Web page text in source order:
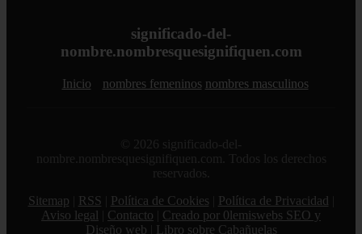
significado-del-
nombre.nombresquesignifiquen.com
Inicio nombres femeninos nombres masculinos
© 2026 significado-del-
nombre.nombresquesignifiquen.com. Todos los derechos
reservados.
Sitemap
RSS Política de Cookies Política de Privacidad
Aviso legal
Contacto
Creado por 0lemiswebs SEO y
Diseño web
Libro sobre Cabañuelas